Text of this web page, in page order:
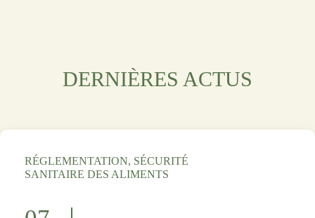
DERNIÈRES ACTUS
RÉGLEMENTATION, SÉCURITÉ
SANITAIRE DES ALIMENTS